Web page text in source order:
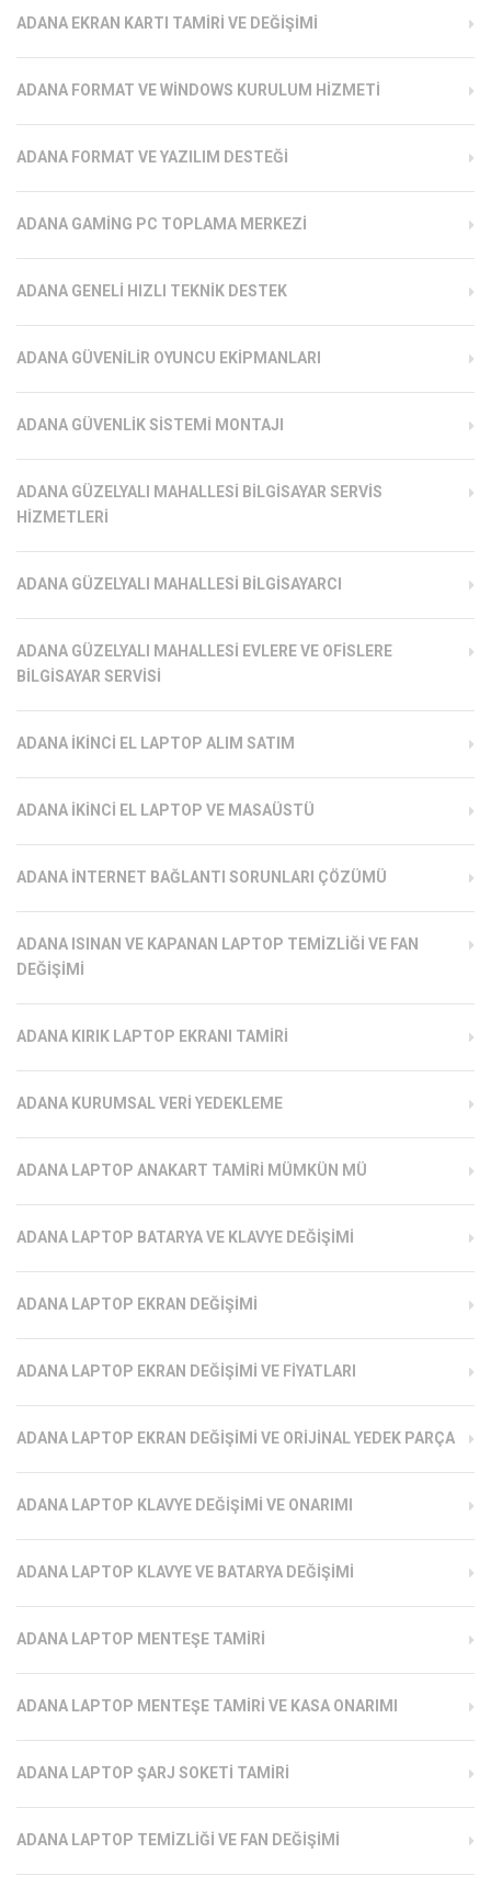
ADANA EKRAN KARTI TAMIRI VE DEĞIŞIMI
ADANA FORMAT VE WINDOWS KURULUM HIZMETI
ADANA FORMAT VE YAZILIM DESTEĞI
ADANA GAMING PC TOPLAMA MERKEZI
ADANA GENELI HIZLI TEKNIK DESTEK
ADANA GÜVENILIR OYUNCU EKIPMANLARI
ADANA GÜVENLIK SISTEMI MONTAJI
ADANA GÜZELYALI MAHALLESI BILGISAYAR SERVIS
HIZMETLERI
ADANA GÜZELYALI MAHALLESI BILGISAYARCI
ADANA GÜZELYALI MAHALLESI EVLERE VE OFISLERE
BILGISAYAR SERVISI
ADANA İKINCI EL LAPTOP ALIM SATIM
ADANA İKINCI EL LAPTOP VE MASAÜSTÜ
ADANA İNTERNET BAĞLANTI SORUNLARI ÇÖZÜMÜ
ADANA ISINAN VE KAPANAN LAPTOP TEMIZLIĞI VE FAN
DEĞIŞIMI
ADANA KIRIK LAPTOP EKRANI TAMIRI
ADANA KURUMSAL VERI YEDEKLEME
ADANA LAPTOP ANAKART TAMIRI MÜMKÜN MÜ
ADANA LAPTOP BATARYA VE KLAVYE DEĞIŞIMI
ADANA LAPTOP EKRAN DEĞIŞIMI
ADANA LAPTOP EKRAN DEĞIŞIMI VE FIYATLARI
ADANA LAPTOP EKRAN DEĞIŞIMI VE ORIJINAL YEDEK PARÇA
ADANA LAPTOP KLAVYE DEĞIŞIMI VE ONARIMI
ADANA LAPTOP KLAVYE VE BATARYA DEĞIŞIMI
ADANA LAPTOP MENTEŞE TAMIRI
ADANA LAPTOP MENTEŞE TAMIRI VE KASA ONARIMI
ADANA LAPTOP ŞARJ SOKETI TAMIRI
ADANA LAPTOP TEMIZLIĞI VE FAN DEĞIŞIMI